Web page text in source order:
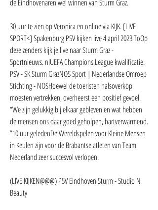
de Eindhovenaren wel winnen van Sturm Graz.
30 uur te zien op Veronica en online via KIJK. [LIVE
SPORT<] Spakenburg PSV kijken live 4 april 2023 ToOp
deze zenders kijk je live naar Sturm Graz -
Sportnieuws. nlUEFA Champions League kwalificatie:
PSV - SK Sturm GrazNOS Sport | Nederlandse Omroep
Stichting - NOSHoewel de toeristen halsoverkop
moesten vertrekken, overheerst een positief gevoel.
“We zijn gelukkig bij elkaar gebleven en wat hebben
de mensen ons daar goed geholpen, hartverwarmend.
”10 uur geledenDe Wereldspelen voor Kleine Mensen
in Keulen zijn voor de Brabantse atleten van Team
Nederland zeer succesvol verlopen.
(LIVE KIJKEN@@@) PSV Eindhoven Sturm - Studio N
Beauty